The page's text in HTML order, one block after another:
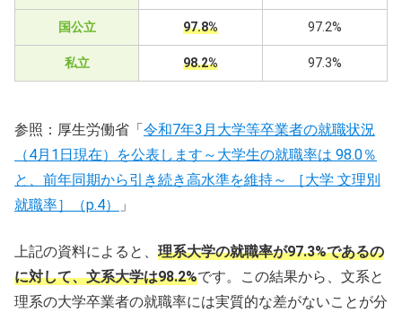
国公立 97.8% 97.2%
私立 98.2% 97.3%
参照：厚生労働省「 令和7年3月大学等卒業者の就職状況
（4月1日現在）を公表します～大学生の就職率は 98.0％
と、前年同期から引き続き高水準を維持～ ［大学 文理別
就職率］（p.4）
」
上記の資料によると、 理系大学の就職率が97.3%であるの
に対して、文系大学は98.2%です。この結果から、文系と
理系の大学卒業者の就職率には実質的な差がないことが分